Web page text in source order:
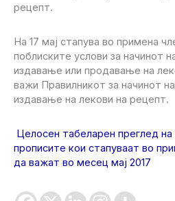
рецепт.
На 17 мај стапува во примена
поблиските услови за начинот
издавање или продавање на
важи Правилникот за начинот
издавање на лекови на рецепт.
Целосен табеларен преглед
прописите кои стапуваат во
да важат во месец мај 2017